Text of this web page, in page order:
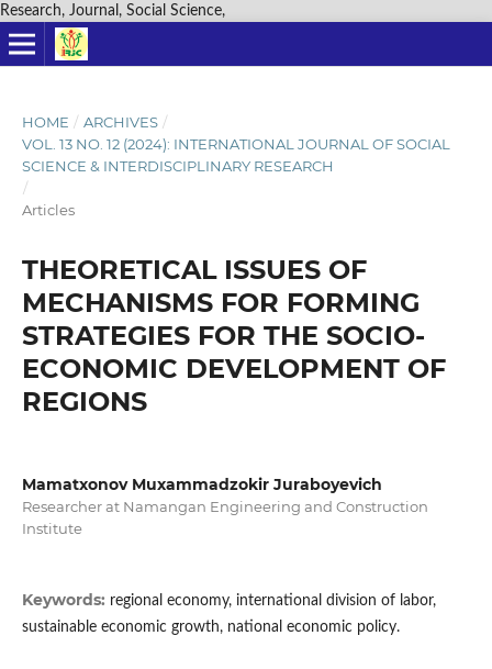
Research, Journal, Social Science,
HOME / ARCHIVES /
VOL. 13 NO. 12 (2024): INTERNATIONAL JOURNAL OF SOCIAL
SCIENCE & INTERDISCIPLINARY RESEARCH
/
Articles
THEORETICAL ISSUES OF
MECHANISMS FOR FORMING
STRATEGIES FOR THE SOCIO-
ECONOMIC DEVELOPMENT OF
REGIONS
Mamatxonov Muxammadzokir Juraboyevich
Researcher at Namangan Engineering and Construction
Institute
Keywords: regional economy, international division of labor,
sustainable economic growth, national economic policy.